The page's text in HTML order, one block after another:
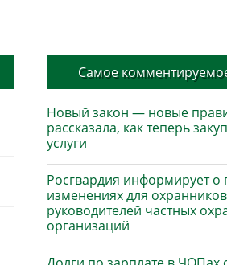
Самое
Новый закон — новые
рассказала, как теперь
услуги
Росгвардия информирует о
изменениях для
руководителей частных
организаций